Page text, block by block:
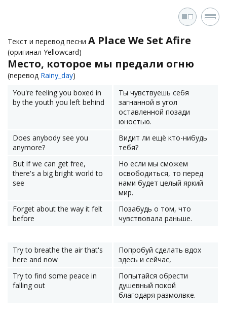
Текст и перевод песни A Place We Set Afire
(оригинал Yellowcard)
Место, которое мы предали огню
(перевод Rainy_day)
You're feeling you boxed in
by the youth you left behind
Ты чувствуешь себя
загнанной в угол
оставленной позади
юностью.
Does anybody see you
anymore?
Видит ли ещё кто-нибудь
тебя?
But if we can get free,
there's a big bright world to
see
Но если мы сможем
освободиться, то перед
нами будет целый яркий
мир.
Forget about the way it felt
before
Позабудь о том, что
чувствовала раньше.
Try to breathe the air that's
here and now
Попробуй сделать вдох
здесь и сейчас,
Try to find some peace in
falling out
Попытайся обрести
душевный покой
благодаря размолвке.